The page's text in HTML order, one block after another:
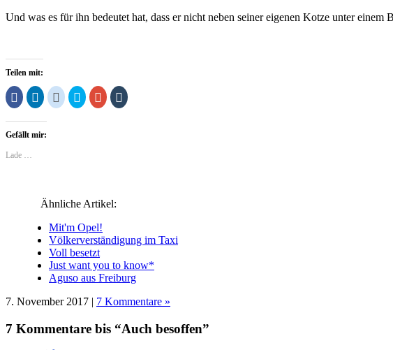
Und was es für ihn bedeutet hat, dass er nicht neben seiner eigenen Kotze unter
Teilen mit:
Klick,
um
Facebook
teilen
in
neuem
Klick,
um
LinkedIn
teilen
Klick,
um
Klick,
um
über
Zum
Teilen
Klick,
um
Gefällt mir:
Lade …
Ähnliche Artikel:
Mit'm Opel!
Völkerverständigung im Taxi
Voll besetzt
Just want you to know*
Aguso aus Freiburg
7. November 2017 | 7 Kommentare »
7 Kommentare bis “Auch besoffen”